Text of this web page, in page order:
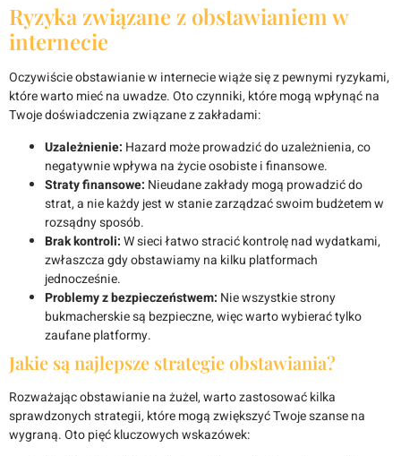
Ryzyka związane z obstawianiem w
internecie
Oczywiście obstawianie w internecie wiąże się z pewnymi ryzykami,
które warto mieć na uwadze. Oto czynniki, które mogą wpłynąć na
Twoje doświadczenia związane z zakładami:
Uzależnienie: Hazard może prowadzić do uzależnienia, co
negatywnie wpływa na życie osobiste i finansowe.
Straty finansowe: Nieudane zakłady mogą prowadzić do
strat, a nie każdy jest w stanie zarządzać swoim budżetem w
rozsądny sposób.
Brak kontroli:W sieci łatwo stracić kontrolę nad wydatkami,
zwłaszcza gdy obstawiamy na kilku platformach
jednocześnie.
Problemy z bezpieczeństwem: Nie wszystkie strony
bukmacherskie są bezpieczne, więc warto wybierać tylko
zaufane platformy.
Jakie są najlepsze strategie obstawiania?
Rozważając obstawianie na żużel, warto zastosować kilka
sprawdzonych strategii, które mogą zwiększyć Twoje szanse na
wygraną. Oto pięć kluczowych wskazówek: